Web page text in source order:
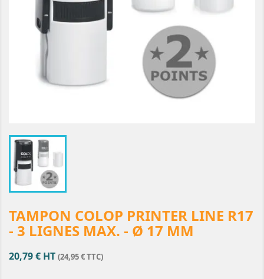
TAMPON COLOP PRINTER LINE R17
- 3 LIGNES MAX. - Ø 17 MM
20,79 € HT (24,95 € TTC)